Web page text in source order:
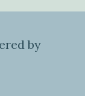
by